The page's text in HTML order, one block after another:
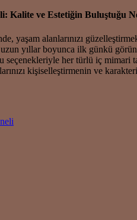
Kalite ve Estetiğin Buluştuğu
yaşam alanlarınızı
yıllar boyunca ilk günkü
seçenekleriyle her türlü iç
kişiselleştirmenin ve